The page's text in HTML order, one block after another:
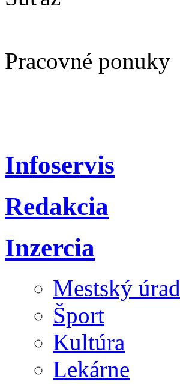
Pracovné ponuky
Infoservis
Redakcia
Inzercia
Mestský úrad
Šport
Kultúra
Lekárne